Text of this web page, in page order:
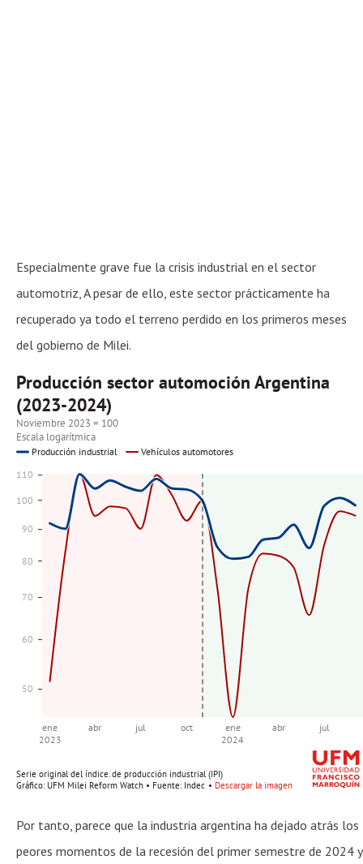
Especialmente grave fue la crisis industrial en el sector
automotriz, A pesar de ello, este sector prácticamente ha
recuperado ya todo el terreno perdido en los primeros meses
del gobierno de Milei.
Por tanto, parece que la industria argentina ha dejado atrás los
peores momentos de la recesión del primer semestre de 2024 y